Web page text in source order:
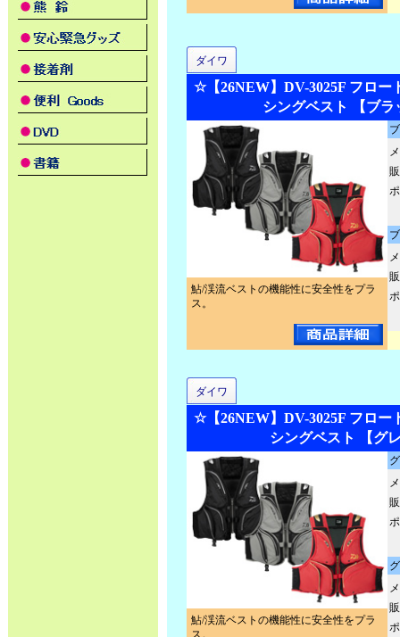
ダイワ
☆【26NEW】DV-3025F フロー
シングベスト 【ブラ
鮎/渓流ベストの機能性に安全性をプラ
ス。
ダイワ
☆【26NEW】DV-3025F フロー
シングベスト 【グ
鮎/渓流ベストの機能性に安全性をプラ
ス。